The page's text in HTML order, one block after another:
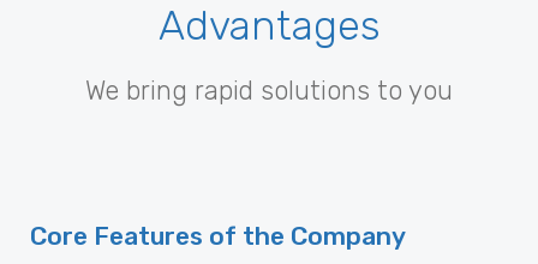
Advantages
We bring rapid solutions to you
Core Features of the Company